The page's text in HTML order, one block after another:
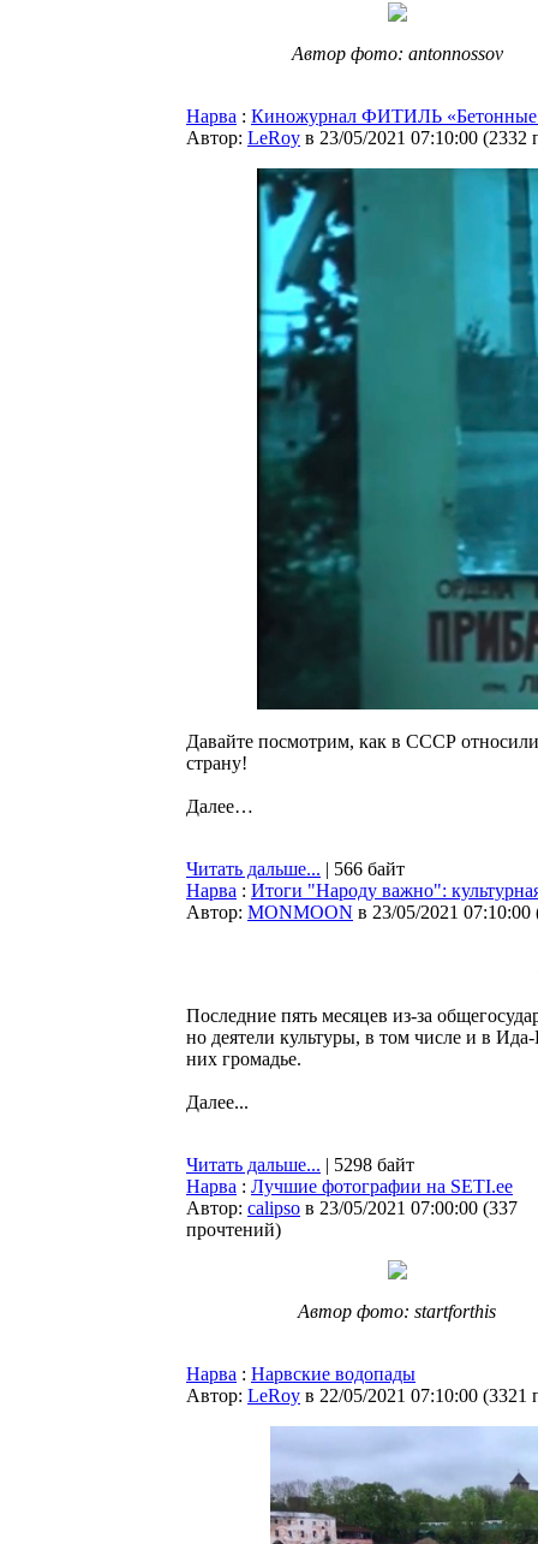
Автор фото: antonnossov
Нарва : Киножурнал ФИТИЛЬ «Бетонные
Автор: LeRoy в 23/05/2021 07:10:00 (2332
Давайте посмотрим, как в СССР
страну!
Далее…
Читать дальше... | 566 байт
Нарва : Итоги "Народу важно":
Автор: MONMOON в 23/05/2021 07:10:00
Последние пять месяцев из-за
но деятели культуры, в том числе и в
них громадье.
Далее...
Читать дальше... | 5298 байт
Нарва : Лучшие фотографии на SETI.ee
Автор: calipso в 23/05/2021 07:00:00 (337
прочтений)
Автор фото: startforthis
Нарва : Нарвские водопады
Автор: LeRoy в 22/05/2021 07:10:00 (3321